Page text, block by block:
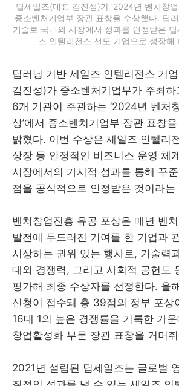
딥세일즈(대표 김진성)가 ‘2024년 벤처창
중소벤처기업부 장관 표창을 수상했다. 딥
기술로 국내외 시장에서 성과를 인정받은
즈 인텔리전스 선도 기업으로 성장해
딥러닝 기반 세일즈 인텔리전스 기
김진성)가 중소벤처기업부가 주최
6개 기관이 주관하는 ‘2024년 벤처
상’에서 중소벤처기업부 장관 표창
밝혔다. 이번 수상은 세일즈 인텔리
상장 등 안정적인 비즈니스 운영 체
시장에서의 가시적 성과를 통해 꾸
점을 공식적으로 인정받은 것이라는
벤처창업진흥 유공 포상은 매년 벤
발전에 두드러진 기여를 한 기업과
시상하는 권위 있는 행사로, 기술력
대외 경쟁력, 그리고 사회적 공헌도
평가해 최종 수상자를 선정한다. 올
신청이 접수돼 총 39점의 정부 포상
16대 1의 높은 경쟁률을 기록한 가
창업활성화 부문 장관 표창을 거머
2021년 설립된 딥세일즈는 글로벌